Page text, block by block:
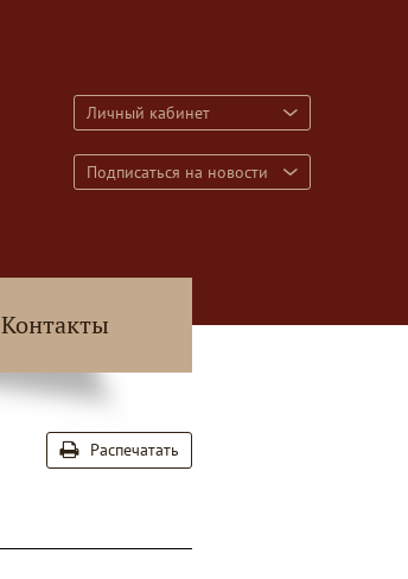
Личный кабинет
Подписаться на новости
Контакты
Распечатать